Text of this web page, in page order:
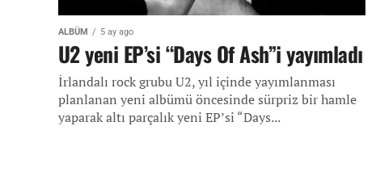
ALBÜM 5 ay ago
U2 yeni EP’si “Days Of Ash”i yayımladı
İrlandalı rock grubu U2, yıl içinde yayımlanması
planlanan yeni albümü öncesinde sürpriz bir hamle
yaparak altı parçalık yeni EP’si “Days...